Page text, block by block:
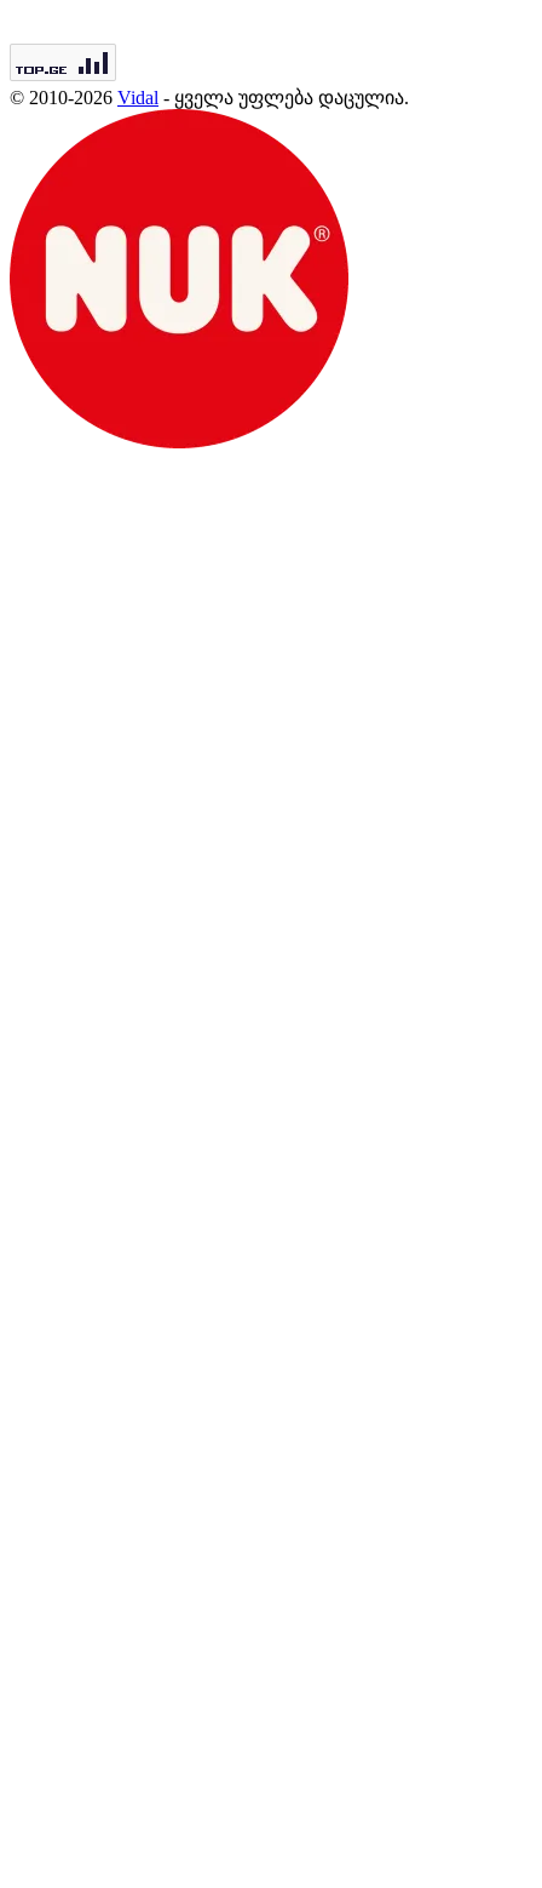
© 2010-2026 Vidal - ყველა უფლება დაცულია.